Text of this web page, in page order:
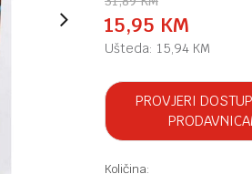
15,95 KM
Ušteda: 15,94 KM
PROVJERI
Količina: